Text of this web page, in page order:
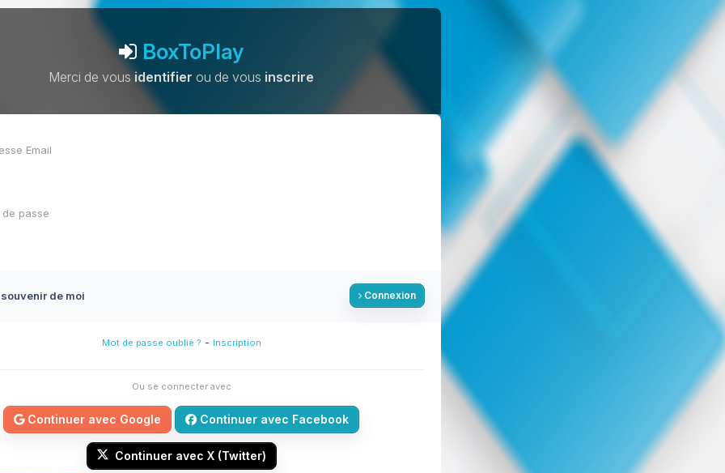
BoxToPlay
Merci de vousidentifier ou de vous inscrire
de moi Connexion
Mot de passe oublié ? - Inscription
Ou se connecter avec
Continuer avec Google Continuer avec Facebook
Continuer avec X (Twitter)